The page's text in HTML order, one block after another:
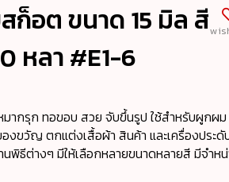
ก็อต ขนาด 15 มิล สี
หลา #E1-6
ากรุก ทอขอบ สวย จับขึ้นรูป ใช้สำหรับผูกผ
ขวัญ ตกแต่งเสื้อผ้า สินค้า และเครื่องประดั
ธีต่างๆ มีให้เลือกหลายขนาดหลายสี มีจำห